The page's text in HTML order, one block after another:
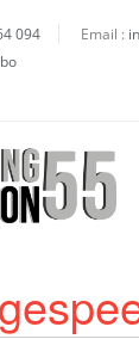
094 Email :